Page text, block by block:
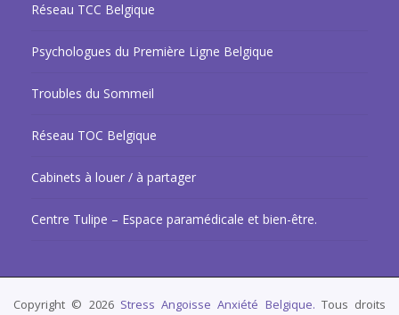
Réseau TCC Belgique
Psychologues du Première Ligne Belgique
Troubles du Sommeil
Réseau TOC Belgique
Cabinets à louer / à partager
Centre Tulipe – Espace paramédicale et bien-être.
Copyright © 2026 Stress Angoisse Anxiété Belgique. Tous droits